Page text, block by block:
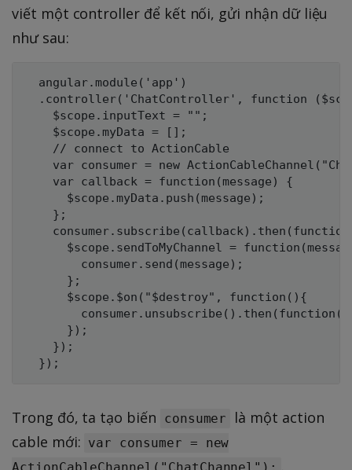
viết một controller để kết nối, gửi nhận dữ liệu
như sau:
  angular.module('app')
.controller('ChatController', function
    $scope.inputText = "";
    $scope.myData = [];
    // connect to ActionCable
var consumer = new
    var callback = function(message) {
      $scope.myData.push(message);
    };
$scope.sendToMyChannel =
        consumer.send(message);
      };
      $scope.$on("$destroy", function(){
      });
    });
Trong đó, ta tạo biến consumer
là một action
cable mới: var consumer = new